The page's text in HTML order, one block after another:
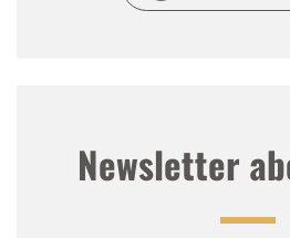
Newsletter